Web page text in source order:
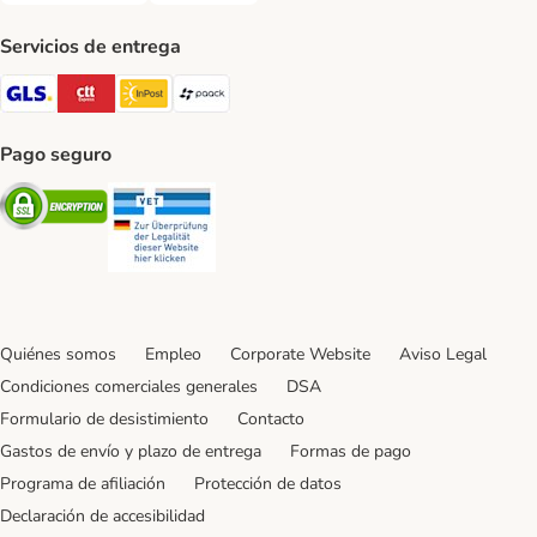
Servicios de entrega
GLS Shipping Method
CTTExpress Shipping Method
InPost Shipping Method
paack Shipping Method
Pago seguro
Security
Quiénes somos Empleo Corporate Website
Aviso Legal
Condiciones comerciales generales
DSA
Formulario de desistimiento
Contacto
Gastos de envío y plazo de entrega
Formas de pago
Programa de afiliación
Protección de datos
Declaración de accesibilidad